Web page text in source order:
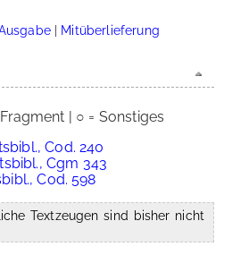
| Mitüberlieferung
| ○ = Sonstiges
Cod. 240
Cgm 343
Cod. 598
Textzeugen sind bisher nicht